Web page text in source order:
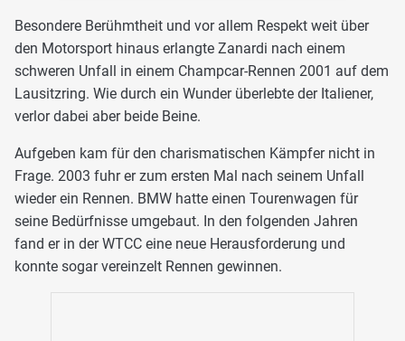
Besondere Berühmtheit und vor allem Respekt weit über
den Motorsport hinaus erlangte Zanardi nach einem
schweren Unfall in einem Champcar-Rennen 2001 auf dem
Lausitzring. Wie durch ein Wunder überlebte der Italiener,
verlor dabei aber beide Beine.
Aufgeben kam für den charismatischen Kämpfer nicht in
Frage. 2003 fuhr er zum ersten Mal nach seinem Unfall
wieder ein Rennen. BMW hatte einen Tourenwagen für
seine Bedürfnisse umgebaut. In den folgenden Jahren
fand er in der WTCC eine neue Herausforderung und
konnte sogar vereinzelt Rennen gewinnen.